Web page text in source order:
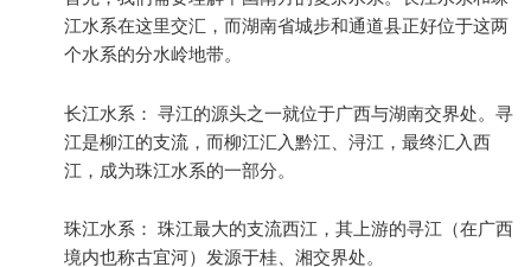
江水系在这里交汇，而湖南省城步和通道县正好位于这两
个水系的分水岭地带。
长江水系： 寻江的源头之一就位于广西与湖南交界处。寻
江是柳江的支流，而柳江汇入黔江、浔江，最终汇入西
江，成为珠江水系的一部分。
珠江水系： 珠江最大的支流西江，其上游的寻江（在广西
境内也称古宜河）发源于桂、湘交界处。